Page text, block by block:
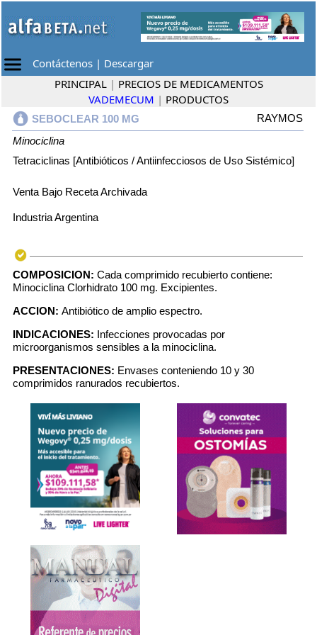
Contáctenos | Descargar
PRINCIPAL | PRECIOS DE MEDICAMENTOS
VADEMECUM | PRODUCTOS
SEBOCLEAR 100 MG
RAYMOS
Minociclina
Tetraciclinas [Antibióticos / Antiinfecciosos de Uso Sistémico]
Venta Bajo Receta Archivada
Industria Argentina
COMPOSICION: Cada comprimido recubierto contiene:
Minociclina Clorhidrato 100 mg. Excipientes.
ACCION: Antibiótico de amplio espectro.
INDICACIONES: Infecciones provocadas por
microorganismos sensibles a la minociclina.
PRESENTACIONES: Envases conteniendo 10 y 30
comprimidos ranurados recubiertos.